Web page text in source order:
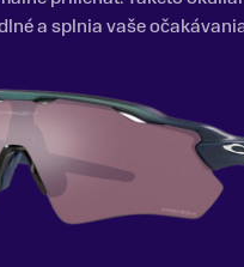
a splnia vaše